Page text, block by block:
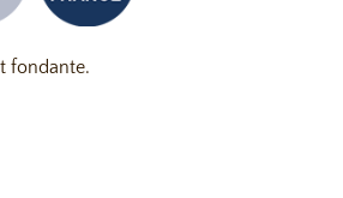
fondante.